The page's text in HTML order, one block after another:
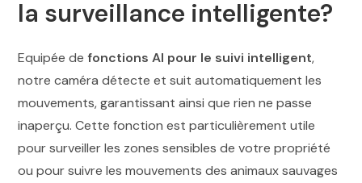
la surveillance intelligente?
Equipée defonctions AI pour le suivi intelligent,
notre caméra détecte et suit automatiquement les
mouvements, garantissant ainsi que rien ne passe
inaperçu. Cette fonction est particulièrement utile
pour surveiller les zones sensibles de votre propriété
ou pour suivre les mouvements des animaux sauvages